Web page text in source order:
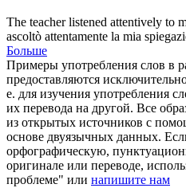
The teacher listened attentively to
ascoltò attentamente la mia
Больше
Примеры употребления слов в
предоставляются
е. для изучения употребления
их перевода на другой. Все
из открытых источников с
основе двуязычных данных.
орфографическую,
оригинале или переводе,
проблеме" или напишите нам